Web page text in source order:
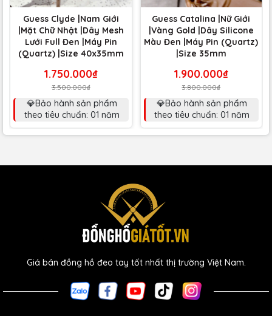
Guess Clyde |Nam Giới
|Mặt Chữ Nhật |Dây Mesh
Lưới Full Đen |Máy Pin
(Quartz) |Size 40x35mm
1.750.000₫
3.500.000₫
💎Bảo hành sản phẩm
theo tiêu chuẩn: 01 năm
Guess Catalina |Nữ Giới
|Vàng Gold |Dây Silicone
Màu Đen |Máy Pin (Quartz)
|Size 35mm
1.900.000₫
3.800.000₫
💎Bảo hành sản phẩm
theo tiêu chuẩn: 01 năm
Giá bán đồng hồ đeo tay tốt nhất thị trường Việt Nam.